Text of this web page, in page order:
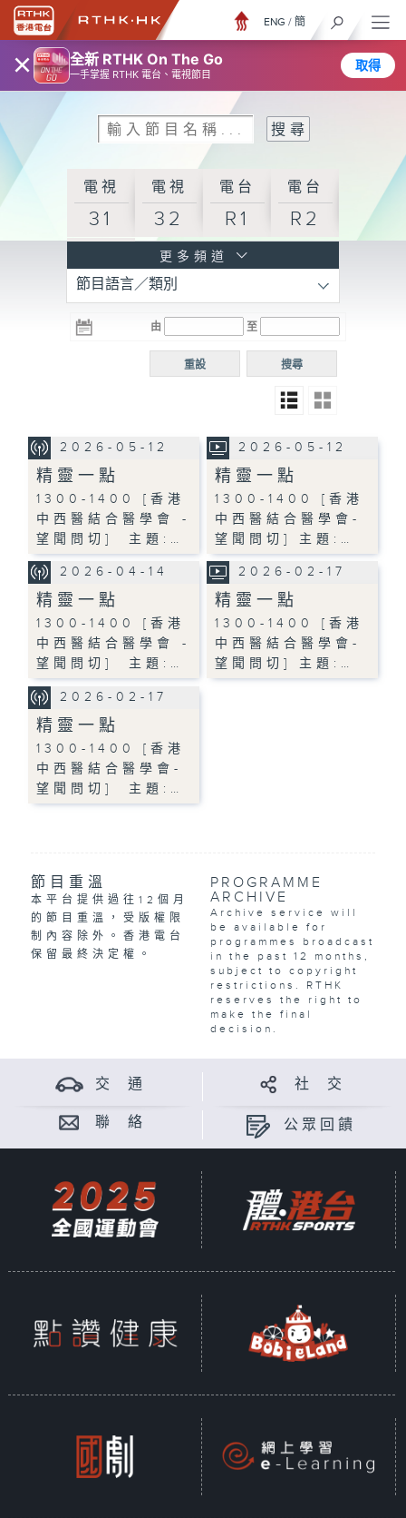
× 全新 RTHK On The Go
一手掌握 RTHK 電台、電視節目
取得
ENG / 簡
電視
31
電視
32
電台
R1
電台
R2
R3
電台 電台
R5
電台
普通
更多頻道
節目語言／類別
由 至
搜尋
重設
2026-05-12
精靈一點
1300-1400 [香港
中西醫結合醫學會 -
望聞問切] 主題:…
2026-05-12
精靈一點
1300-1400 [香港
中西醫結合醫學會-
望聞問切] 主題:…
2026-04-14
精靈一點
1300-1400 [香港
中西醫結合醫學會 -
望聞問切] 主題:…
2026-02-17
精靈一點
1300-1400 [香港
中西醫結合醫學會-
望聞問切] 主題:…
2026-02-17
精靈一點
1300-1400 [香港
中西醫結合醫學會-
望聞問切] 主題:…
節目重溫
本平台提供過往12個月
的節目重溫，受版權限
制內容除外。香港電台
保留最終決定權。
PROGRAMME
ARCHIVE
Archive service will
be available for
programmes broadcast
in the past 12 months,
subject to copyright
restrictions. RTHK
reserves the right to
make the final
decision.
交 通 社 交
聯 絡 公眾回饋